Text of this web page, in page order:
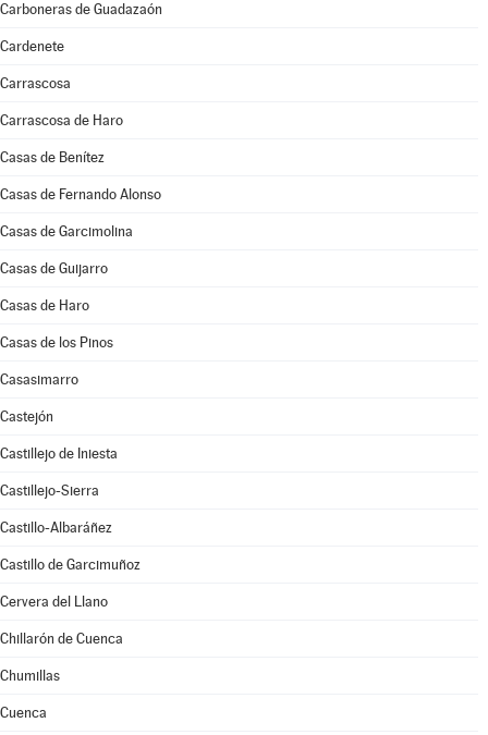
Carboneras de Guadazaón
Cardenete
Carrascosa
Carrascosa de Haro
Casas de Benítez
Casas de Fernando Alonso
Casas de Garcimolina
Casas de Guijarro
Casas de Haro
Casas de los Pinos
Casasimarro
Castejón
Castillejo de Iniesta
Castillejo-Sierra
Castillo-Albaráñez
Castillo de Garcimuñoz
Cervera del Llano
Chillarón de Cuenca
Chumillas
Cuenca